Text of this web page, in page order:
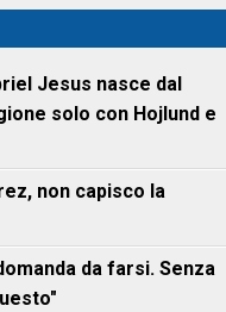
Jesus nasce dal
solo con Hojlund e
non capisco la
da farsi. Senza